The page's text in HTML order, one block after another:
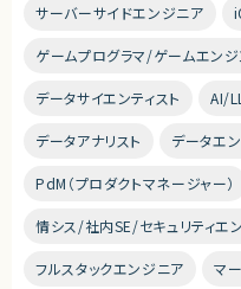
サーバーサイドエンジニア
ゲームプログラマ/ゲームエンジ
データサイエンティスト AI/
データアナリスト データエ
PdM（プロダクトマネージャー）
情シス/社内SE/セキュリティエ
フルスタックエンジニア マ